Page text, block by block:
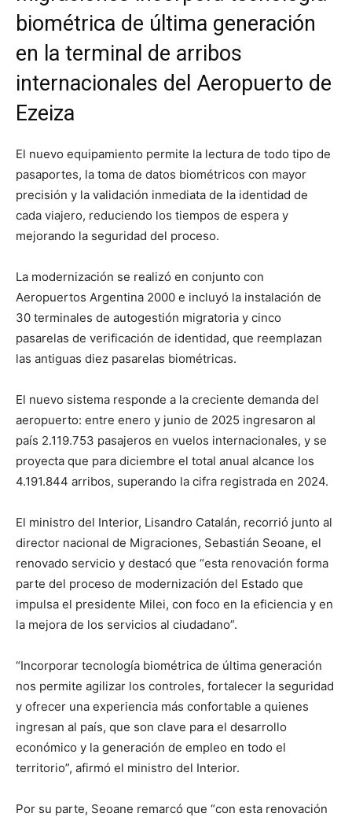
biométrica de última generación
en la terminal de arribos
internacionales del Aeropuerto de
Ezeiza
El nuevo equipamiento permite la lectura de todo tipo de
pasaportes, la toma de datos biométricos con mayor
precisión y la validación inmediata de la identidad de
cada viajero, reduciendo los tiempos de espera y
mejorando la seguridad del proceso.
La modernización se realizó en conjunto con
Aeropuertos Argentina 2000 e incluyó la instalación de
30 terminales de autogestión migratoria y cinco
pasarelas de verificación de identidad, que reemplazan
las antiguas diez pasarelas biométricas.
El nuevo sistema responde a la creciente demanda del
aeropuerto: entre enero y junio de 2025 ingresaron al
país 2.119.753 pasajeros en vuelos internacionales, y se
proyecta que para diciembre el total anual alcance los
4.191.844 arribos, superando la cifra registrada en 2024.
El ministro del Interior, Lisandro Catalán, recorrió junto al
director nacional de Migraciones, Sebastián Seoane, el
renovado servicio y destacó que “esta renovación forma
parte del proceso de modernización del Estado que
impulsa el presidente Milei, con foco en la eficiencia y en
la mejora de los servicios al ciudadano”.
“Incorporar tecnología biométrica de última generación
nos permite agilizar los controles, fortalecer la seguridad
y ofrecer una experiencia más confortable a quienes
ingresan al país, que son clave para el desarrollo
económico y la generación de empleo en todo el
territorio”, afirmó el ministro del Interior.
Por su parte, Seoane remarcó que “con esta renovación